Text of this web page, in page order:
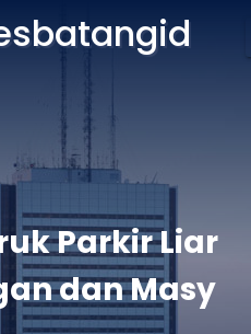
Parkir Liar
dan Masy